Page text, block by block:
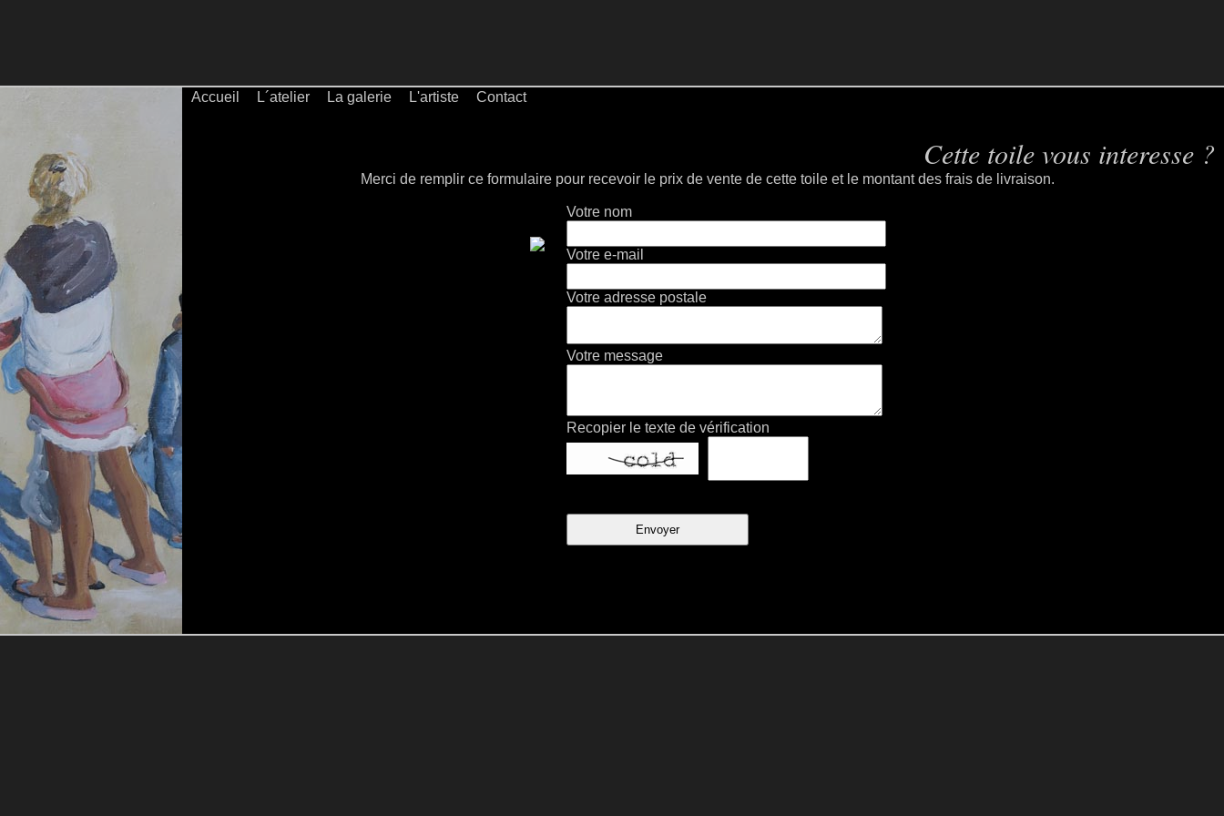
Accueil L´atelier La galerie L'artiste Contact
Cette toile vous interesse ?
Merci de remplir ce formulaire pour recevoir le prix de vente de cette toile et le montant des frais de livraison.
Votre nom
Votre e-mail
Votre adresse postale
Votre message
Recopier le texte de vérification